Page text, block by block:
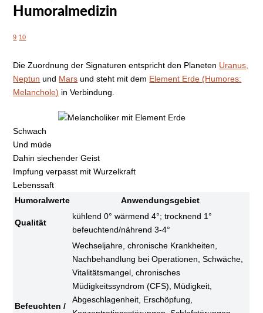
Humoralmedizin
9 10
Die Zuordnung der Signaturen entspricht den Planeten Uranus,
Neptun und Mars und steht mit dem Element Erde (Humores:
Melanchole) in Verbindung.
Schwach
Und müde
Dahin siechender Geist
Impfung verpasst mit Wurzelkraft
Lebenssaft
Humoralwerte
Anwendungsgebiet
Qualität
kühlend 0° wärmend 4°; trocknend 1°
befeuchtend/nährend 3-4°
Befeuchten /
Wechseljahre, chronische Krankheiten,
Nachbehandlung bei Operationen, Schwäche,
Vitalitätsmangel, chronisches
Müdigkeitssyndrom (CFS), Müdigkeit,
Abgeschlagenheit, Erschöpfung,